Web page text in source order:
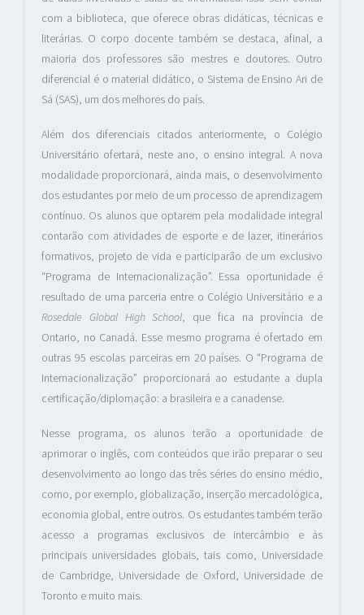
com a biblioteca, que oferece obras didáticas, técnicas e
literárias. O corpo docente também se destaca, afinal, a
maioria dos professores são mestres e doutores. Outro
diferencial é o material didático, o Sistema de Ensino Ari de
Sá (SAS), um dos melhores do país.
Além dos diferenciais citados anteriormente, o Colégio
Universitário ofertará, neste ano, o ensino integral. A nova
modalidade proporcionará, ainda mais, o desenvolvimento
dos estudantes por meio de um processo de aprendizagem
contínuo. Os alunos que optarem pela modalidade integral
contarão com atividades de esporte e de lazer, itinerários
formativos, projeto de vida e participarão de um exclusivo
“Programa de Internacionalização”. Essa oportunidade é
resultado de uma parceria entre o Colégio Universitário e a
Rosedale Global High School, que fica na província de
Ontario, no Canadá. Esse mesmo programa é ofertado em
outras 95 escolas parceiras em 20 países. O “Programa de
Internacionalização” proporcionará ao estudante a dupla
certificação/diplomação: a brasileira e a canadense.
Nesse programa, os alunos terão a oportunidade de
aprimorar o inglês, com conteúdos que irão preparar o seu
desenvolvimento ao longo das três séries do ensino médio,
como, por exemplo, globalização, inserção mercadológica,
economia global, entre outros. Os estudantes também terão
acesso a programas exclusivos de intercâmbio e às
principais universidades globais, tais como, Universidade
de Cambridge, Universidade de Oxford, Universidade de
Toronto e muito mais.